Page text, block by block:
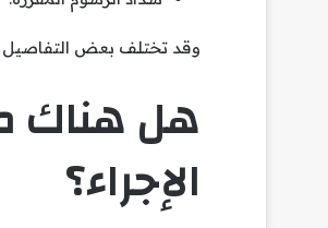
وقد تختلف بعض التفاصيل
هل هناك
الإجراء؟